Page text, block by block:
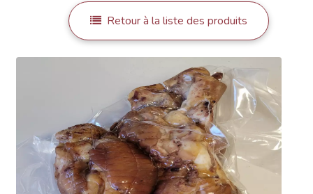
Retour à la liste des produits